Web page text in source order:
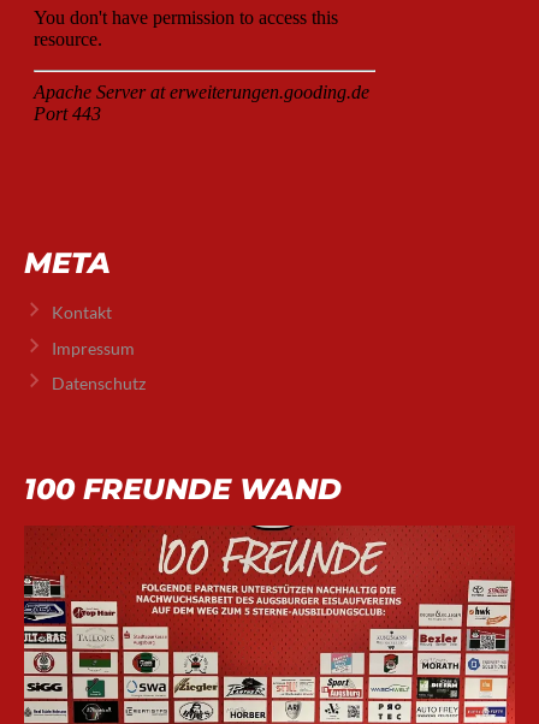
META
Kontakt
Impressum
Datenschutz
100 FREUNDE WAND